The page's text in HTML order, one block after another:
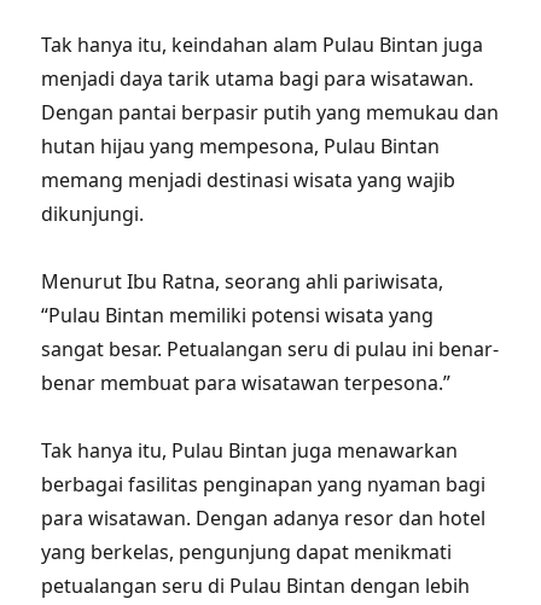
Tak hanya itu, keindahan alam Pulau Bintan juga
menjadi daya tarik utama bagi para wisatawan.
Dengan pantai berpasir putih yang memukau dan
hutan hijau yang mempesona, Pulau Bintan
memang menjadi destinasi wisata yang wajib
dikunjungi.
Menurut Ibu Ratna, seorang ahli pariwisata,
“Pulau Bintan memiliki potensi wisata yang
sangat besar. Petualangan seru di pulau ini benar-
benar membuat para wisatawan terpesona.”
Tak hanya itu, Pulau Bintan juga menawarkan
berbagai fasilitas penginapan yang nyaman bagi
para wisatawan. Dengan adanya resor dan hotel
yang berkelas, pengunjung dapat menikmati
petualangan seru di Pulau Bintan dengan lebih